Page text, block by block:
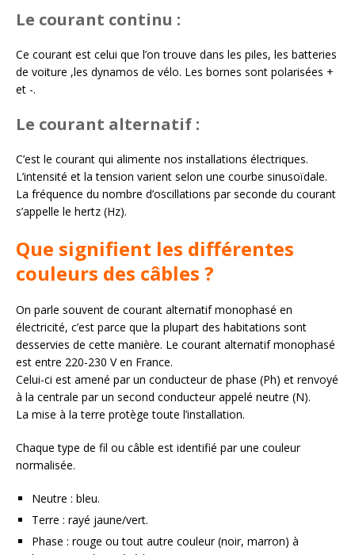
Le courant continu :
Ce courant est celui que l’on trouve dans les piles, les batteries
de voiture ,les dynamos de vélo. Les bornes sont polarisées +
et -.
Le courant alternatif :
C’est le courant qui alimente nos installations électriques.
L’intensité et la tension varient selon une courbe sinusoïdale.
La fréquence du nombre d’oscillations par seconde du courant
s’appelle le hertz (Hz).
Que signifient les différentes
couleurs des câbles ?
On parle souvent de courant alternatif monophasé en
électricité, c’est parce que la plupart des habitations sont
desservies de cette manière. Le courant alternatif monophasé
est entre 220-230 V en France.
Celui-ci est amené par un conducteur de phase (Ph) et renvoyé
à la centrale par un second conducteur appelé neutre (N).
La mise à la terre protège toute l’installation.
Chaque type de fil ou câble est identifié par une couleur
normalisée.
Neutre : bleu.
Terre : rayé jaune/vert.
Phase : rouge ou tout autre couleur (noir, marron) à